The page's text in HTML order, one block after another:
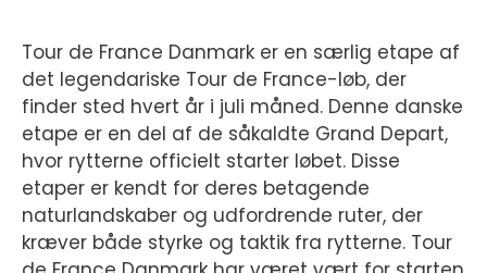
Tour de France Danmark er en særlig etape af
det legendariske Tour de France-løb, der
finder sted hvert år i juli måned. Denne danske
etape er en del af de såkaldte Grand Depart,
hvor rytterne officielt starter løbet. Disse
etaper er kendt for deres betagende
naturlandskaber og udfordrende ruter, der
kræver både styrke og taktik fra rytterne. Tour